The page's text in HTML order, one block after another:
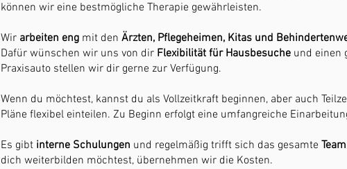
können wir eine bestmögliche Therapie gewährleisten.
Wir arbeiten eng mit den Ärzten, Pflegeheimen, Kitas und
Dafür wünschen wir uns von dir Flexibilität für Hausbesuche und einen
Praxisauto stellen wir dir gerne zur Verfügung.
Wenn du möchtest, kannst du als Vollzeitkraft beginnen, aber auch
Pläne flexibel einteilen. Zu Beginn erfolgt eine umfangreiche
Es gibt interne Schulungen und regelmäßig trifft sich das gesamte Team
dich weiterbilden möchtest, übernehmen wir die Kosten.